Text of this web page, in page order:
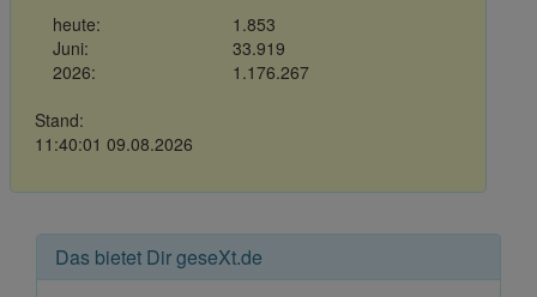
heute:
1.853
Juni:
33.919
2026:
1.176.267
Stand:
11:40:01 09.08.2026
Das bietet Dir geseXt.de